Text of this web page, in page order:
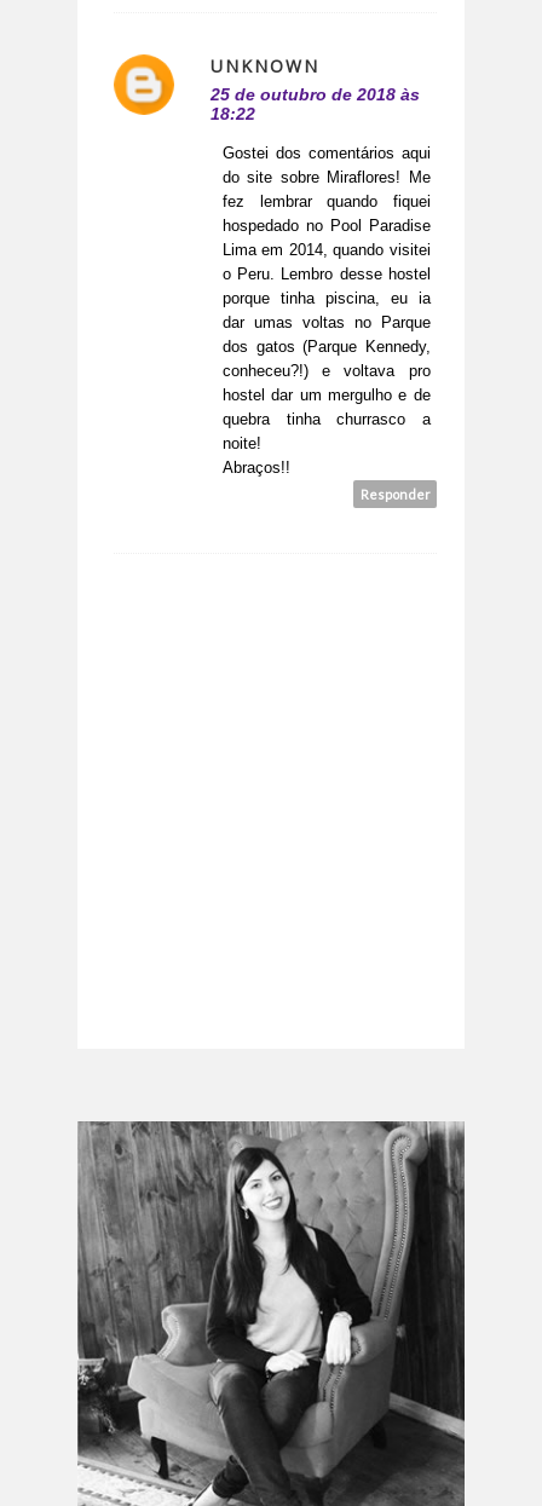
UNKNOWN
25 de outubro de 2018 às
18:22
Gostei dos comentários aqui
do site sobre Miraflores! Me
fez lembrar quando fiquei
hospedado no Pool Paradise
Lima em 2014, quando visitei
o Peru. Lembro desse hostel
porque tinha piscina, eu ia
dar umas voltas no Parque
dos gatos (Parque Kennedy,
conheceu?!) e voltava pro
hostel dar um mergulho e de
quebra tinha churrasco a
noite!
Abraços!!
Responder